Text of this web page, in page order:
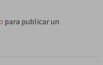
para publicar un